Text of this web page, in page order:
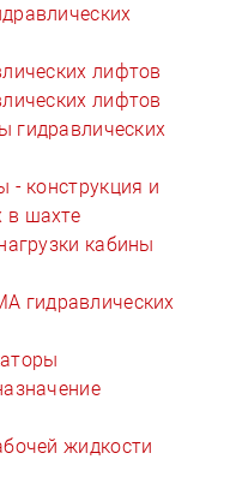
лифтов
лифтов
гидравлических
- конструкция и
в шахте
кабины
жидкости